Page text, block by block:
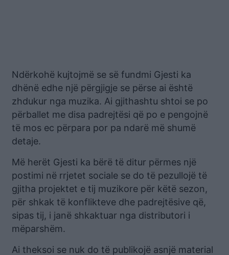
Ndërkohë kujtojmë se së fundmi Gjesti ka
dhënë edhe një përgjigje se përse ai është
zhdukur nga muzika. Ai gjithashtu shtoi se po
përballet me disa padrejtësi që po e pengojnë
të mos ec përpara por pa ndarë më shumë
detaje.
Më herët Gjesti ka bërë të ditur përmes një
postimi në rrjetet sociale se do të pezullojë të
gjitha projektet e tij muzikore për këtë sezon,
për shkak të konflikteve dhe padrejtësive që,
sipas tij, i janë shkaktuar nga distributori i
mëparshëm.
Ai theksoi se nuk do të publikojë asnjë material